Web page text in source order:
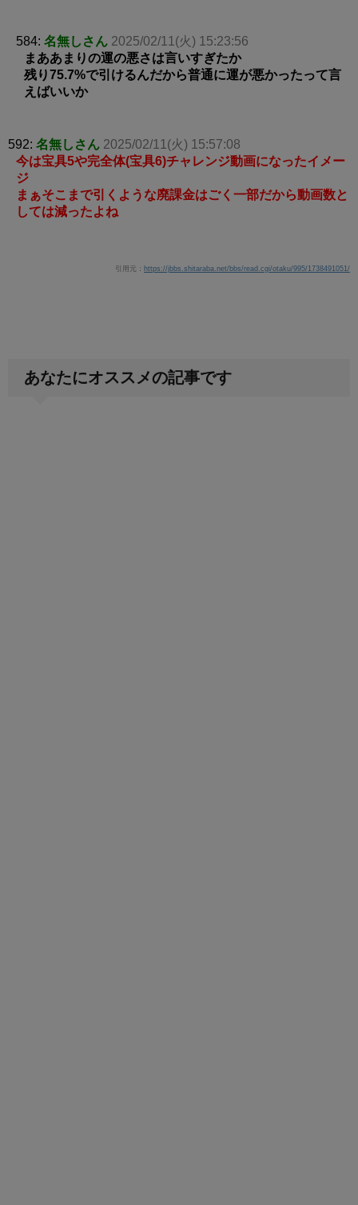
584: 名無しさん 2025/02/11(火) 15:23:56
まああまりの運の悪さは言いすぎたか
残り75.7%で引けるんだから普通に運が悪かったって言
えばいいか
592: 名無しさん 2025/02/11(火) 15:57:08
今は宝具5や完全体(宝具6)チャレンジ動画になったイメー
ジ
まぁそこまで引くような廃課金はごく一部だから動画数と
しては減ったよね
引用元： https://jbbs.shitaraba.net/bbs/read.cgi/otaku/995/1738491051/
あなたにオススメの記事です